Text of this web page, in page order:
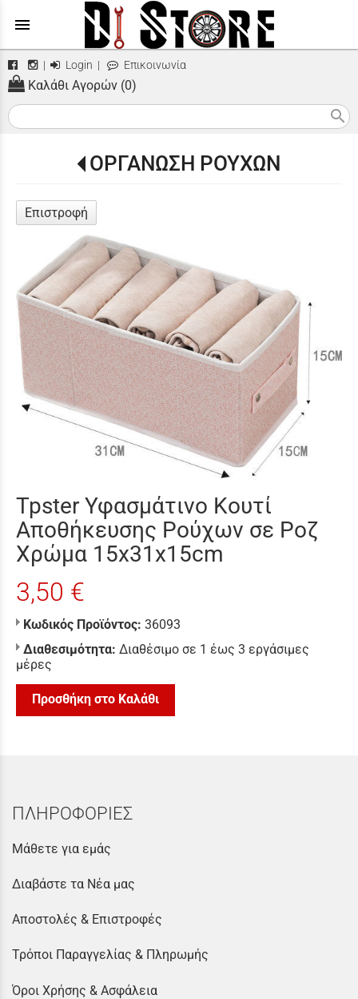
menu
| Login | Επικοινωνία
Καλάθι Αγορών (0)
search
ΟΡΓΑΝΩΣΗ ΡΟΥΧΩΝ
Επιστροφή
Tpster Υφασμάτινο Κουτί
Αποθήκευσης Ρούχων σε Ροζ
Χρώμα 15x31x15cm
3,50 €
Κωδικός Προϊόντος: 36093
Διαθεσιμότητα: Διαθέσιμο σε 1 έως 3 εργάσιμες
μέρες
Προσθήκη στο Καλάθι
ΠΛΗΡΟΦΟΡΙΕΣ
Μάθετε για εμάς
Διαβάστε τα Νέα μας
Αποστολές & Επιστροφές
Τρόποι Παραγγελίας & Πληρωμής
Όροι Χρήσης & Ασφάλεια